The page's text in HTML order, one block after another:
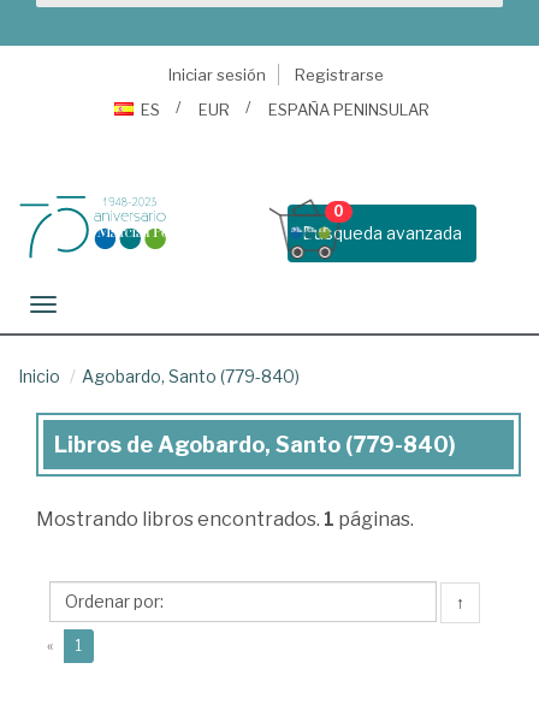
Iniciar sesión
Registrarse
ES
EUR ESPAÑA PENINSULAR
Busqueda avanzada
0
Toggle navigation
Inicio Agobardo, Santo (779-840)
Libros
Agobardo,
(779-
840)
Libros de Agobardo, Santo (779-840)
Mostrando libros encontrados. 1 páginas.
↑
« 1